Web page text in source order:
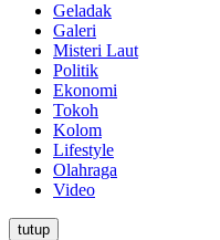
Geladak
Galeri
Misteri Laut
Politik
Ekonomi
Tokoh
Kolom
Lifestyle
Olahraga
Video
tutup